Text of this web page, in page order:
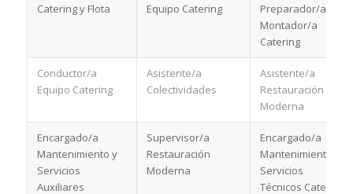
Catering y Flota
Equipo Catering
Preparador/a o
Montador/a
Catering
Conductor/a
Equipo Catering
Asistente/a
Colectividades
Asistente/a
Restauración
Moderna
Encargado/a
Mantenimiento y
Servicios
Auxiliares
Supervisor/a
Restauración
Moderna
Encargado/a
Mantenimiento y
Servicios
Técnicos Catering